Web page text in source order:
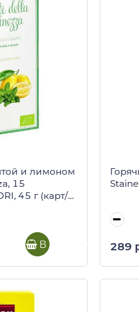
и лимоном
15
45 г (карт/
В корзину 289